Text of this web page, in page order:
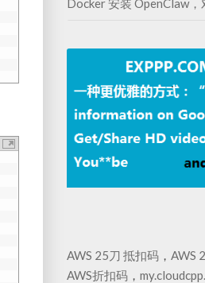
Docker 安装 OpenClaw，
AWS 25刀 抵扣码， AWS
AWS折扣码，